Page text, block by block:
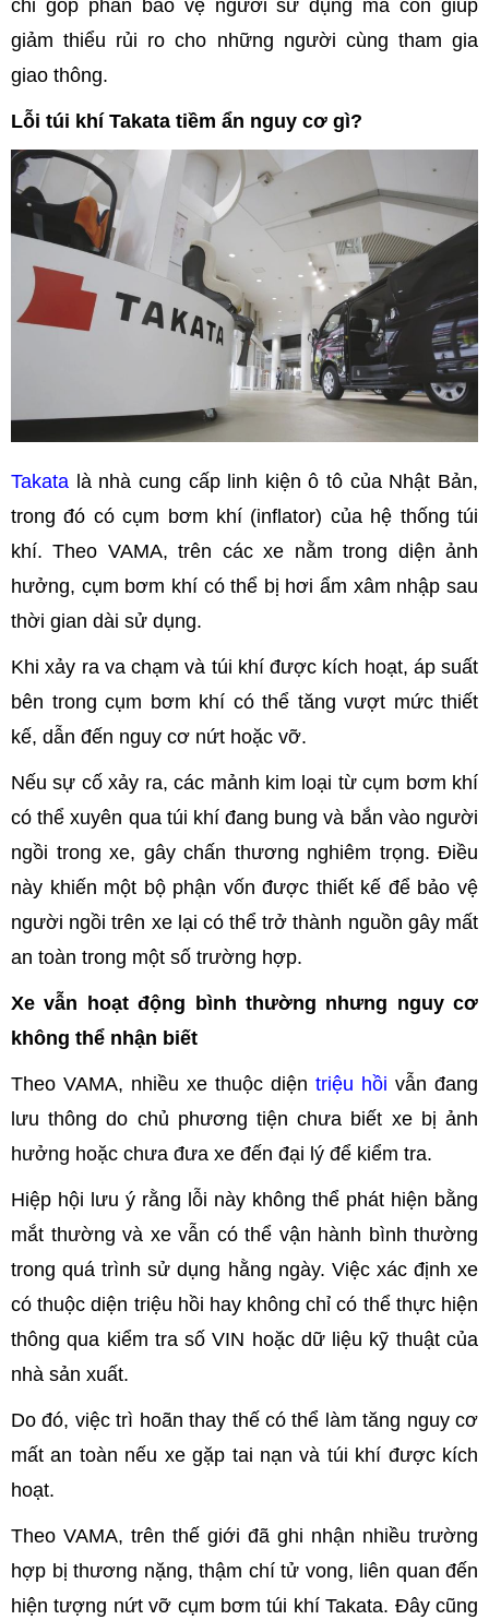
chỉ góp phần bảo vệ người sử dụng mà còn giúp
giảm thiểu rủi ro cho những người cùng tham gia
giao thông.
Lỗi túi khí Takata tiềm ẩn nguy cơ gì?
Takata là nhà cung cấp linh kiện ô tô của Nhật Bản,
trong đó có cụm bơm khí (inflator) của hệ thống túi
khí. Theo VAMA, trên các xe nằm trong diện ảnh
hưởng, cụm bơm khí có thể bị hơi ẩm xâm nhập sau
thời gian dài sử dụng.
Khi xảy ra va chạm và túi khí được kích hoạt, áp suất
bên trong cụm bơm khí có thể tăng vượt mức thiết
kế, dẫn đến nguy cơ nứt hoặc vỡ.
Nếu sự cố xảy ra, các mảnh kim loại từ cụm bơm khí
có thể xuyên qua túi khí đang bung và bắn vào người
ngồi trong xe, gây chấn thương nghiêm trọng. Điều
này khiến một bộ phận vốn được thiết kế để bảo vệ
người ngồi trên xe lại có thể trở thành nguồn gây mất
an toàn trong một số trường hợp.
Xe vẫn hoạt động bình thường nhưng nguy cơ
không thể nhận biết
Theo VAMA, nhiều xe thuộc diện triệu hồi vẫn đang
lưu thông do chủ phương tiện chưa biết xe bị ảnh
hưởng hoặc chưa đưa xe đến đại lý để kiểm tra.
Hiệp hội lưu ý rằng lỗi này không thể phát hiện bằng
mắt thường và xe vẫn có thể vận hành bình thường
trong quá trình sử dụng hằng ngày. Việc xác định xe
có thuộc diện triệu hồi hay không chỉ có thể thực hiện
thông qua kiểm tra số VIN hoặc dữ liệu kỹ thuật của
nhà sản xuất.
Do đó, việc trì hoãn thay thế có thể làm tăng nguy cơ
mất an toàn nếu xe gặp tai nạn và túi khí được kích
hoạt.
Theo VAMA, trên thế giới đã ghi nhận nhiều trường
hợp bị thương nặng, thậm chí tử vong, liên quan đến
hiện tượng nứt vỡ cụm bơm túi khí Takata. Đây cũng